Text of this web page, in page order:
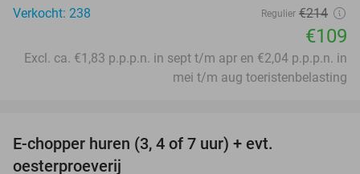
Verkocht: 238
Regulier €214
€109
Excl. ca. €1,83 p.p.p.n. in sept t/m apr en €2,04 p.p.p.n. in
mei t/m aug toeristenbelasting
E-chopper huren (3, 4 of 7 uur) + evt.
oesterproeverij